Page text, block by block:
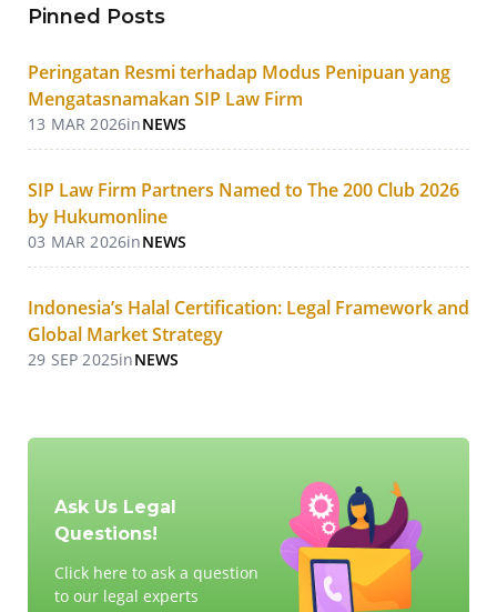
Pinned Posts
Peringatan Resmi terhadap Modus Penipuan yang
Mengatasnamakan SIP Law Firm
13 MAR 2026inNEWS
SIP Law Firm Partners Named to The 200 Club 2026
by Hukumonline
03 MAR 2026inNEWS
Indonesia’s Halal Certification: Legal Framework and
Global Market Strategy
29 SEP 2025inNEWS
Ask Us Legal
Questions!
Click here to ask a question
to our legal experts